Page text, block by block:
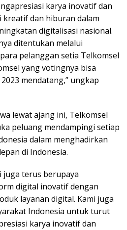
karya inovatif dan
dan hiburan dalam
digitalisasi nasional.
ditentukan melalui
pelanggan setia Telkomsel
yang votingnya bisa
mendatang,” ungkap
lewat ajang ini, Telkomsel
peluang mendampingi setiap
dalam menghadirkan
di Indonesia.
juga terus berupaya
digital inovatif dengan
layanan digital. Kami juga
Indonesia untuk turut
karya inovatif dan